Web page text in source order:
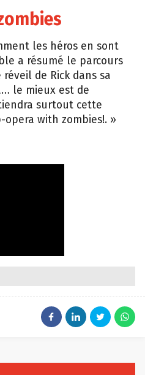
les héros en sont
a résumé le parcours
de Rick dans sa
le mieux est de
surtout cette
opera with zombies!. »